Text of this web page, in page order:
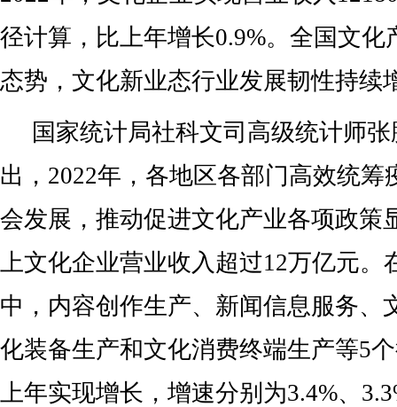
径计算，比上年增长0.9%。全国文化
态势，文化新业态行业发展韧性持续
国家统计局社科文司高级统计师
出，2022年，各地区各部门高效统筹
会发展，推动促进文化产业各项政策
上文化企业营业收入超过12万亿元。
中，内容创作生产、新闻信息服务、
化装备生产和文化消费终端生产等5
上年实现增长，增速分别为3.4%、